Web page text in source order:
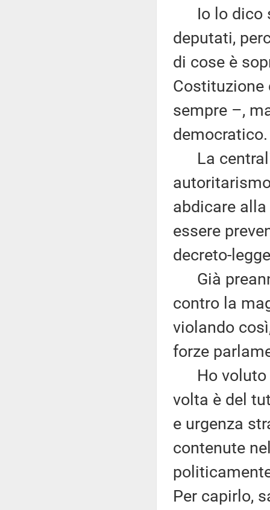
Io lo dico
deputati,
di cose è
sempre –,
democratico.
La
abdicare
essere
decreto-
Già
contro la
violando
forze
Ho voluto
volta è del
e urgenza
contenute
Per capirlo,